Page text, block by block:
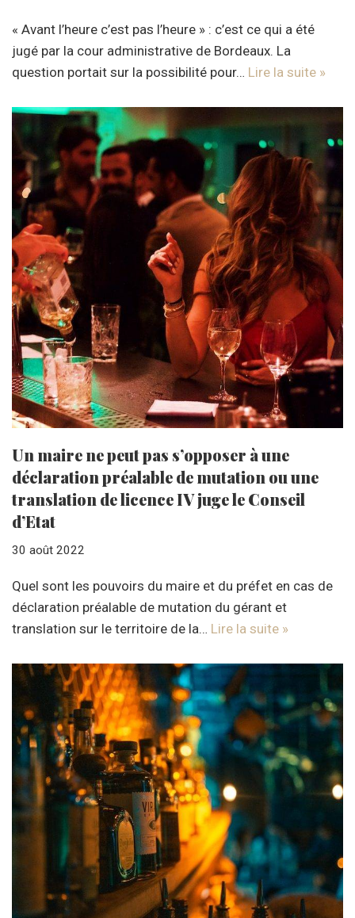
« Avant l’heure c’est pas l’heure » : c’est ce qui a été
jugé par la cour administrative de Bordeaux. La
question portait sur la possibilité pour… Lire la suite »
Un maire ne peut pas s’opposer à une
déclaration préalable de mutation ou une
translation de licence IV juge le Conseil
d’Etat
30 août 2022
Quel sont les pouvoirs du maire et du préfet en cas de
déclaration préalable de mutation du gérant et
translation sur le territoire de la… Lire la suite »